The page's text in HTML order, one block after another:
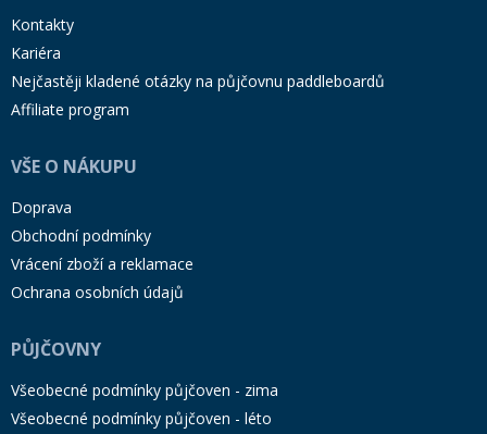
Kontakty
Kariéra
Nejčastěji kladené otázky na půjčovnu paddleboardů
Affiliate program
VŠE O NÁKUPU
Doprava
Obchodní podmínky
Vrácení zboží a reklamace
Ochrana osobních údajů
PŮJČOVNY
Všeobecné podmínky půjčoven - zima
Všeobecné podmínky půjčoven - léto